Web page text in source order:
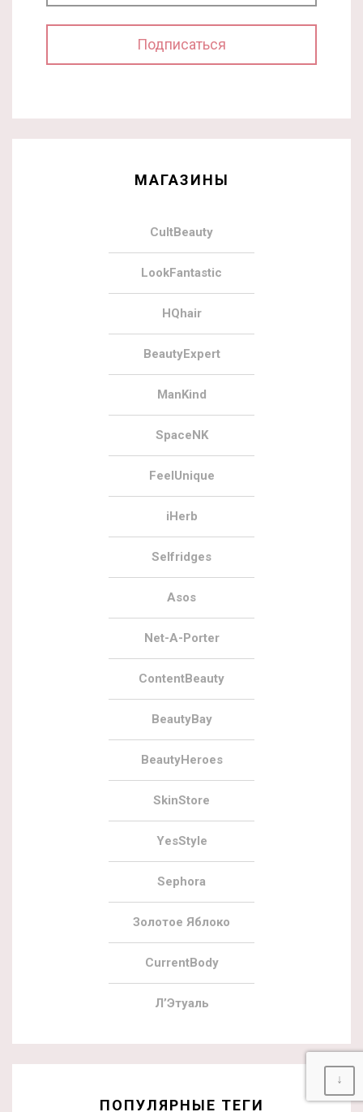
МАГАЗИНЫ
CultBeauty
LookFantastic
HQhair
BeautyExpert
ManKind
SpaceNK
FeelUnique
iHerb
Selfridges
Asos
Net-A-Porter
ContentBeauty
BeautyBay
BeautyHeroes
SkinStore
YesStyle
Sephora
Золотое Яблоко
CurrentBody
Л’Этуаль
ПОПУЛЯРНЫЕ ТЕГИ
↓